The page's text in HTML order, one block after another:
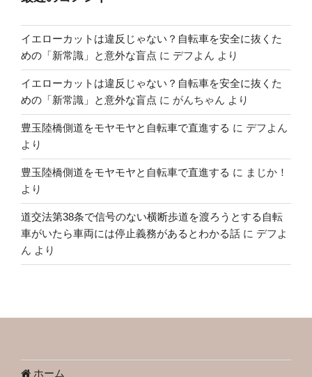
イエローカットは違反じゃない？自転車を安全に抜くた
めの「新常識」と意外な盲点 に デフよん より
イエローカットは違反じゃない？自転車を安全に抜くた
めの「新常識」と意外な盲点 に がんちゃん より
豊玉陸橋側道をモヤモヤと自転車で直進する に デフよん
より
豊玉陸橋側道をモヤモヤと自転車で直進する に まじか！
より
道交法第38条で信号のない横断歩道を渡ろうとする自転
車がいたら車両には停止義務があるとわかる話 に デフよ
ん より
ホーム